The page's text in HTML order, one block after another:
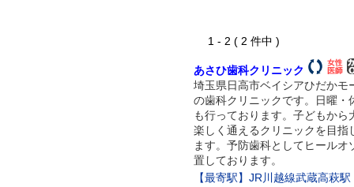
1 - 2 ( 2 件中 )
あさひ歯科クリニック
埼玉県日高市ベイシアひだかモ
の歯科クリニックです。日曜・
も行っております。子どもから
楽しく通えるクリニックを目指
ます。予防歯科としてヒールオ
置しております。
【最寄駅】JR川越線武蔵高萩駅